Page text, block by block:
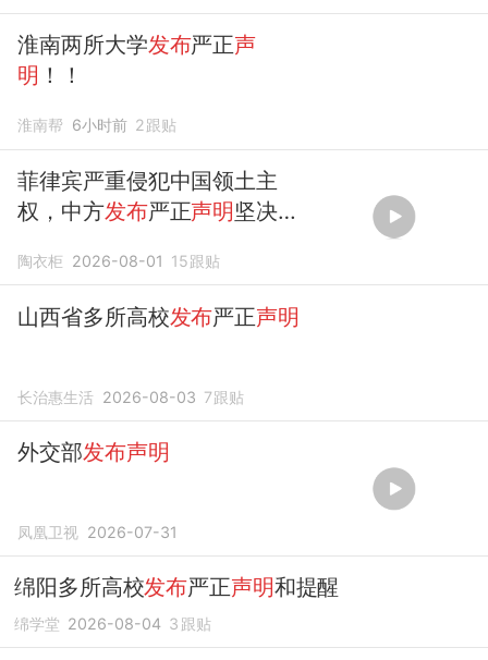
淮南两所大学发布严正声
明 ！！
淮南帮 6小时前 2跟贴
菲律宾严重侵犯中国领土主
权，中方发布严正声明坚决反
陶衣柜 2026-08-01 15跟贴
山西省多所高校发布严正声明
长治惠生活 2026-08-03 7跟贴
外交部发布声明
凤凰卫视 2026-07-31
绵阳多所高校发布严正声明和提醒
绵学堂 2026-08-04 3 跟贴